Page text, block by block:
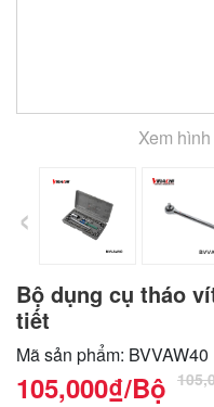
Xem
‹
Bộ dụng cụ tháo
tiết
Mã sản phẩm: BVVAW40
105,000₫/Bộ